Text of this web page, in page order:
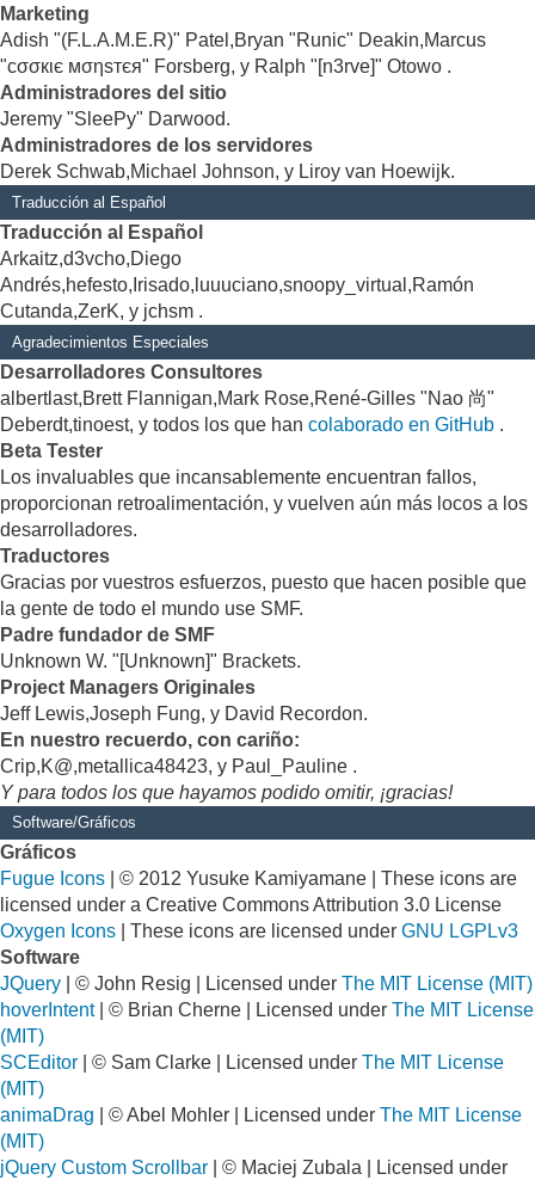
Marketing
Adish "(F.L.A.M.E.R)" Patel,Bryan "Runic" Deakin,Marcus
"cσσкιє мσηѕтєя" Forsberg, y Ralph "[n3rve]" Otowo .
Administradores del sitio
Jeremy "SleePy" Darwood.
Administradores de los servidores
Derek Schwab,Michael Johnson, y Liroy van Hoewijk.
Traducción al Español
Traducción al Español
Arkaitz,d3vcho,Diego
Andrés,hefesto,Irisado,luuuciano,snoopy_virtual,Ramón
Cutanda,ZerK, y jchsm .
Agradecimientos Especiales
Desarrolladores Consultores
albertlast,Brett Flannigan,Mark Rose,René-Gilles "Nao 尚"
Deberdt,tinoest, y todos los que han colaborado en GitHub .
Beta Tester
Los invaluables que incansablemente encuentran fallos,
proporcionan retroalimentación, y vuelven aún más locos a los
desarrolladores.
Traductores
Gracias por vuestros esfuerzos, puesto que hacen posible que
la gente de todo el mundo use SMF.
Padre fundador de SMF
Unknown W. "[Unknown]" Brackets.
Project Managers Originales
Jeff Lewis,Joseph Fung, y David Recordon.
En nuestro recuerdo, con cariño:
Crip,K@,metallica48423, y Paul_Pauline .
Y para todos los que hayamos podido omitir, ¡gracias!
Software/Gráficos
Gráficos
Fugue Icons | © 2012 Yusuke Kamiyamane | These icons are
licensed under a Creative Commons Attribution 3.0 License
Oxygen Icons | These icons are licensed under GNU LGPLv3
Software
JQuery | © John Resig | Licensed under The MIT License (MIT)
hoverIntent| © Brian Cherne | Licensed under The MIT License
(MIT)
SCEditor | © Sam Clarke | Licensed under The MIT License
(MIT)
animaDrag | © Abel Mohler | Licensed under The MIT License
(MIT)
jQuery Custom Scrollbar | © Maciej Zubala | Licensed under